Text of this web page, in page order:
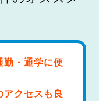
勤・通学に便
アクセスも良